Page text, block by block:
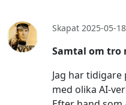
Skapat 2025-05-
Samtal om tro
Jag har
med olika AI-